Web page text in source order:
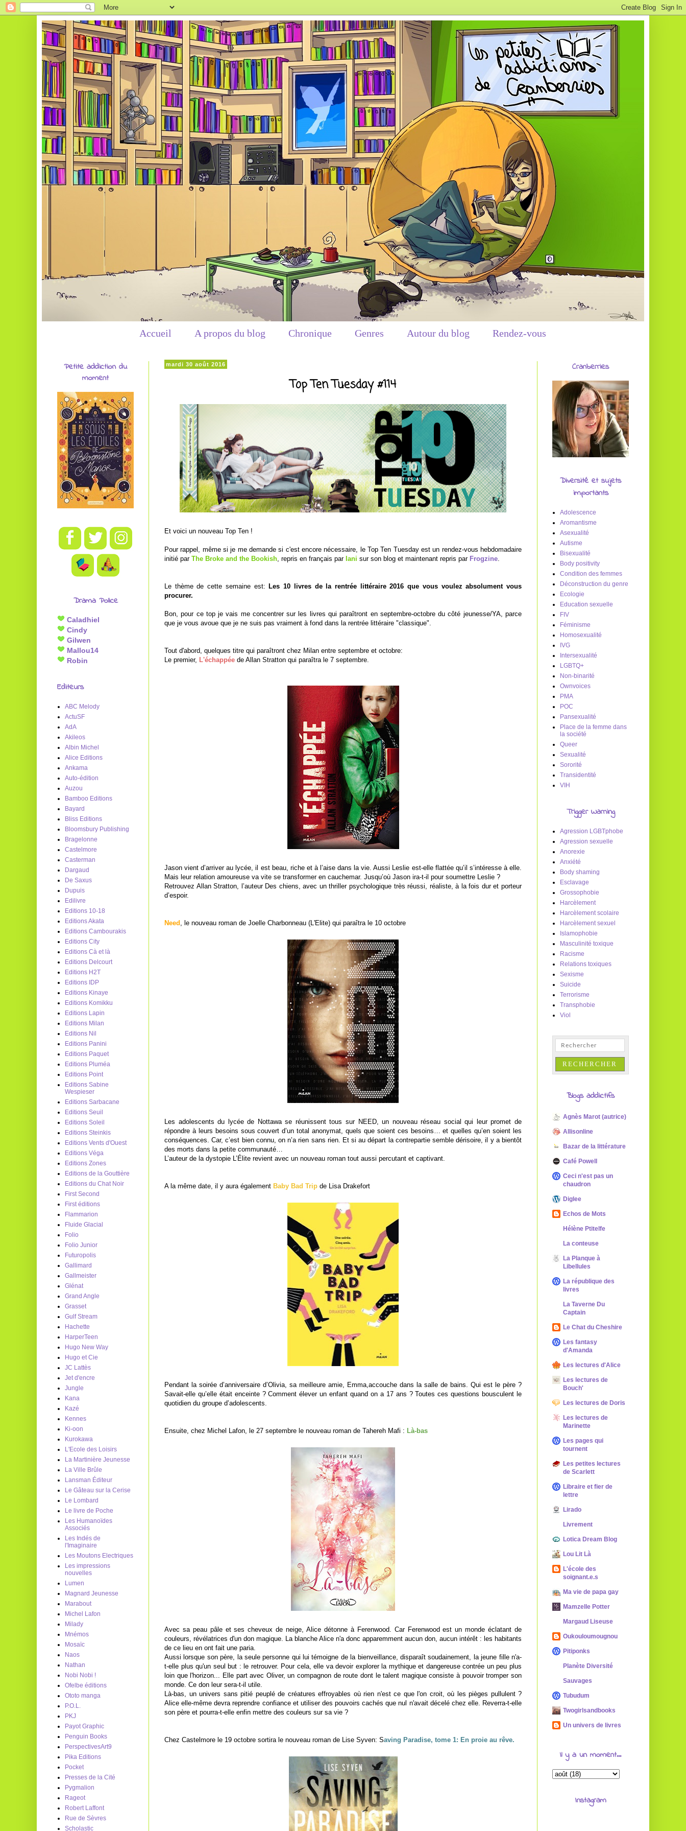
Accueil A propos du blog Chronique Genres Autour du blog Rendez-vous
mardi 30 août 2016
Top Ten Tuesday #114
Et voici un nouveau Top Ten !
Pour rappel, même si je me demande si c'est encore nécessaire, le Top Ten Tuesday est un rendez-vous hebdomadaire
initié par The Broke and the Bookish , repris en français par Iani sur son blog et maintenant repris par Frogzine
Le thème de cette semaine est:Les 10 livres de la rentrée littéraire 2016 que vous voulez absolument vous
procurer.
Bon, pour ce top je vais me concentrer sur les livres qui paraîtront en septembre-octobre du côté jeunesse/YA, parce
que je vous avoue que je ne suis pas vraiment à fond dans la rentrée littéraire "classique".
Tout d'abord, quelques titre qui paraîtront chez Milan entre septembre et octobre:
Le premier, L'échappée de Allan Stratton qui paraîtra le 7 septembre.
Jason vient d’arriver au lycée, il est beau, riche et à l’aise dans la vie. Aussi Leslie est-elle flattée qu’il s’intéresse à elle.
Mais leur relation amoureuse va vite se transformer en cauchemar. Jusqu’où Jason ira-t-il pour soumettre Leslie ?
Retrouvez Allan Stratton, l’auteur Des chiens, avec un thriller psychologique très réussi, réaliste, à la fois dur et porteur
d’espoir.
Need , le nouveau roman de Joelle Charbonneau (L'Elite) qui paraîtra le 10 octobre
Les adolescents du lycée de Nottawa se réunissent tous sur NEED, un nouveau réseau social qui leur promet de
répondre à leurs besoins sous couvert d’un total anonymat, quels que soient ces besoins… et quelles qu’en soient les
conséquences. Car, c’est bien connu, on n’a rien sans rien. Et si au départ la contrepartie semble dérisoire, il y a bientôt
des morts dans la petite communauté…
L’auteur de la dystopie L’Élite revient avec un nouveau roman tout aussi percutant et captivant.
A la même date, il y aura également Baby Bad Trip de Lisa Drakefort
Pendant la soirée d’anniversaire d’Olivia, sa meilleure amie, Emma,accouche dans la salle de bains. Qui est le père ?
Savait-elle qu’elle était enceinte ? Comment élever un enfant quand on a 17 ans ? Toutes ces questions bousculent le
quotidien du groupe d’adolescents.
Ensuite, chez Michel Lafon, le 27 septembre le nouveau roman de Tahereh Mafi : Là-bas
Avec sa peau pâle et ses cheveux de neige, Alice détonne à Ferenwood. Car Ferenwood est un monde éclatant de
couleurs, révélatrices d'un don magique. La blanche Alice n'a donc apparemment aucun don, aucun intérêt : les habitants
de ce lieu en ont fait une paria.
Aussi lorsque son père, la seule personne qui lui témoigne de la bienveillance, disparaît soudainement, la jeune fille n'a-
t-elle plus qu'un seul but : le retrouver. Pour cela, elle va devoir explorer la mythique et dangereuse contrée un peu plus
loin que l'horizon... Elle part avec Oliver, un compagnon de route dont le talent magique consiste à pouvoir tromper son
monde. Ce don leur sera-t-il utile.
Là-bas, un univers sans pitié peuplé de créatures effroyables où rien n'est ce que l'on croit, où les pièges pullulent ?
Alice elle-même devra reprendre confiance et utiliser des pouvoirs cachés que nul n'avait décelé chez elle. Reverra-t-elle
son père et pourra-t-elle enfin mettre des couleurs sur sa vie ?
Chez Castelmore le 19 octobre sortira le nouveau roman de Lise Syven: Saving Paradise, tome 1: En proie au rêve.
Petite addiction du
moment
Drama Police
Caladhiel
Cindy
Gilwen
Mallou14
Robin
Editeurs
ABC Melody
ActuSF
AdA
Akileos
Albin Michel
Alice Editions
Ankama
Auto-édition
Auzou
Bamboo Editions
Bayard
Bliss Editions
Bloomsbury Publishing
Bragelonne
Castelmore
Casterman
Dargaud
De Saxus
Dupuis
Edilivre
Editions 10-18
Editions Akata
Editions Cambourakis
Editions City
Editions Cà et là
Editions Delcourt
Editions H2T
Editions IDP
Editions Kinaye
Editions Komikku
Editions Lapin
Editions Milan
Editions Nil
Editions Panini
Editions Paquet
Editions Pluméa
Editions Point
Editions Sabine
Wespieser
Editions Sarbacane
Editions Seuil
Editions Soleil
Editions Steinkis
Editions Vents d'Ouest
Editions Véga
Editions Zones
Editions de la Gouttière
Editions du Chat Noir
First Second
First éditions
Flammarion
Fluide Glacial
Folio
Folio Junior
Futuropolis
Gallimard
Gallmeister
Glénat
Grand Angle
Grasset
Gulf Stream
Hachette
HarperTeen
Hugo New Way
Hugo et Cie
JC Lattès
Jet d'encre
Jungle
Kana
Kazé
Kennes
Ki-oon
Kurokawa
L'Ecole des Loisirs
La Martinière Jeunesse
La Ville Brûle
Lansman Éditeur
Le Gâteau sur la Cerise
Le Lombard
Le livre de Poche
Les Humanoïdes
Associés
Les Indés de
l'Imaginaire
Les Moutons Electriques
Les impressions
nouvelles
Lumen
Magnard Jeunesse
Marabout
Michel Lafon
Milady
Mnémos
Mosaïc
Naos
Nathan
Nobi Nobi !
Ofelbe éditions
Ototo manga
P.O.L.
PKJ
Payot Graphic
Penguin Books
PerspectivesArt9
Pika Editions
Pocket
Presses de la Cité
Pygmalion
Rageot
Robert Laffont
Rue de Sèvres
Scholastic
Cranberries
Diversité et sujets
importants
Adolescence
Aromantisme
Asexualité
Autisme
Bisexualité
Body positivity
Condition des femmes
Déconstruction du genre
Ecologie
Education sexuelle
FIV
Féminisme
Homosexualité
IVG
Intersexualité
LGBTQ+
Non-binarité
Ownvoices
PMA
POC
Pansexualité
Place de la femme dans
la société
Queer
Sexualité
Sororité
Transidentité
VIH
Trigger Warning
Agression LGBTphobe
Agression sexuelle
Anorexie
Anxiété
Body shaming
Esclavage
Grossophobie
Harcèlement
Harcèlement scolaire
Harcèlement sexuel
Islamophobie
Masculinité toxique
Racisme
Relations toxiques
Sexisme
Suicide
Terrorisme
Transphobie
Viol
Blogs addictifs
Agnès Marot (autrice)
Allisonline
Bazar de la littérature
Café Powell
Ceci n'est pas un
chaudron
Diglee
Echos de Mots
Hélène Ptitelfe
La conteuse
La Planque à
Libellules
La république des
livres
La Taverne Du
Captain
Le Chat du Cheshire
Les fantasy
d'Amanda
Les lectures d'Alice
Les lectures de
Bouch'
Les lectures de Doris
Les lectures de
Marinette
Les pages qui
tournent
Les petites lectures
de Scarlett
Libraire et fier de
lettre
Lirado
Livrement
Lotica Dream Blog
Lou Lit Là
L'école des
soignant.e.s
Ma vie de papa gay
Mamzelle Potter
Margaud Liseuse
Oukouloumougnou
Pitiponks
Planète Diversité
Sauvages
Tubudum
Twogirlsandbooks
Un univers de livres
Il y a un moment...
Instagram